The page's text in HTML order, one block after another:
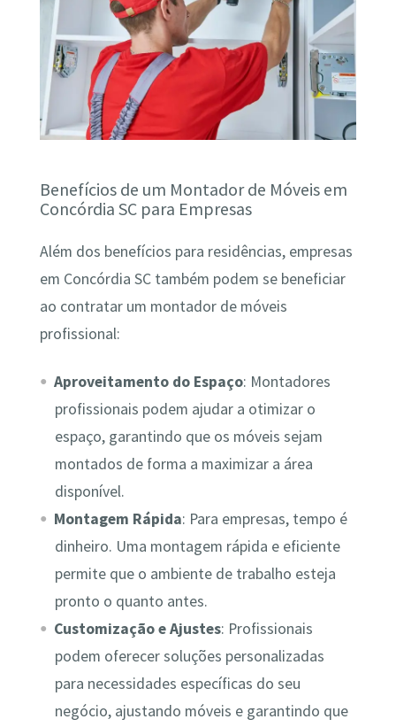
Benefícios de um Montador de Móveis em
Concórdia SC para Empresas
Além dos benefícios para residências, empresas
em Concórdia SC também podem se beneficiar
ao contratar um montador de móveis
profissional:
Aproveitamento do Espaço: Montadores
profissionais podem ajudar a otimizar o
espaço, garantindo que os móveis sejam
montados de forma a maximizar a área
disponível.
Montagem Rápida: Para empresas, tempo é
dinheiro. Uma montagem rápida e eficiente
permite que o ambiente de trabalho esteja
pronto o quanto antes.
Customização e Ajustes: Profissionais
podem oferecer soluções personalizadas
para necessidades específicas do seu
negócio, ajustando móveis e garantindo que